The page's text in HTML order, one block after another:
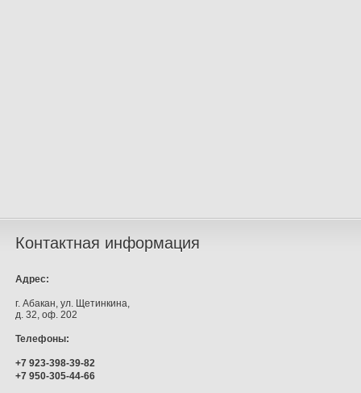
Контактная информация
Адрес:
г. Абакан, ул. Щетинкина,
д. 32, оф. 202
Телефоны:
+7 923-398-39-82
+7 950-305-44-66